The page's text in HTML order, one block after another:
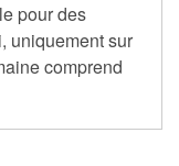
pour des
uniquement sur
comprend